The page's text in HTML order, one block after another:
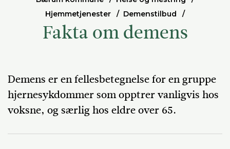
Hjemmetjenester
Demenstilbud
Fakta om demens
Demens er en fellesbetegnelse for en gruppe
hjernesykdommer som opptrer vanligvis hos
voksne, og særlig hos eldre over 65.